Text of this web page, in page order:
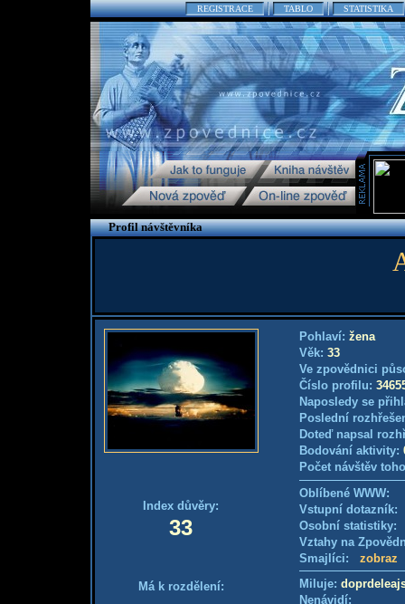
REGISTRACE TABLO STATISTIKA
Profil návštěvníka
Index důvěry:
33
Má k rozdělení:
Pohlaví: žena
Věk: 33
Ve zpovědnici
Číslo profilu:
Naposledy se
Poslední
Doteď napsal
Bodování aktivity:
Počet návštěv
Oblíbené WWW:
Vstupní
Osobní
Vztahy na
Smajlíci: zobraz
Miluje:
Nenávidí: